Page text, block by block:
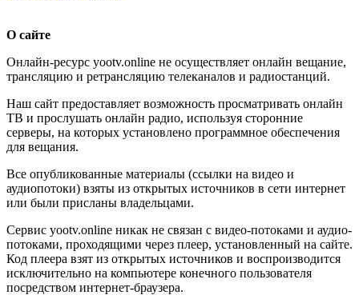
О сайте
Онлайн-ресурс yootv.online не осуществляет онлайн вещание,
трансляцию и ретрансляцию телеканалов и радиостанций.
Наш сайт предоставляет возможность просматривать онлайн
ТВ и прослушать онлайн радио, используя сторонние
серверы, на которых установлено программное обеспечения
для вещания.
Все опубликованные материалы (ссылки на видео и
аудиопотоки) взяты из открытых источников в сети интернет
или были присланы владельцами.
Сервис yootv.online никак не связан с видео-потоками и аудио-
потоками, проходящими через плеер, установленный на сайте.
Код плеера взят из открытых источников и воспроизводится
исключительно на компьютере конечного пользователя
посредством интернет-браузера.